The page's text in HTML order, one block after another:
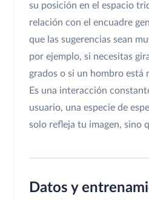
su posición en el espacio
relación con el encuadre
que las sugerencias sean
por ejemplo, si necesitas
grados o si un hombro está
Es una interacción
usuario, una especie de
solo refleja tu imagen, sino
Datos y